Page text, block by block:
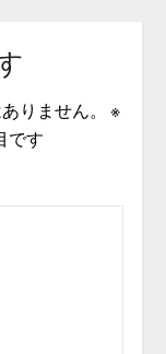
りません。
※
です